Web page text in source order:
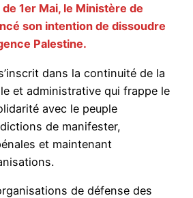
1er Mai, le Ministère de
son intention de dissoudre
Palestine.
dans la continuité de la
et administrative qui frappe le
avec le peuple
de manifester,
et maintenant
de défense des